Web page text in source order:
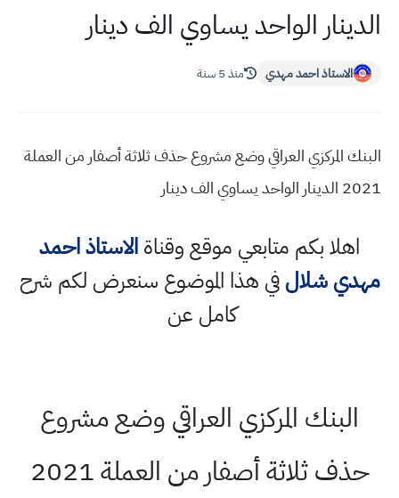
الدينار الواحد يساوي الف دينار
الاستاذ احمد مهدي منذ 5 سنة
البنك المركزي العراقي وضع مشروع حذف ثلاثة أصفار من العملة
2021 الدينار الواحد يساوي الف دينار
اهلا بكم متابعي موقع وقناةالاستاذ احمد
مهدي شلالفي هذا الموضوع سنعرض لكم شرح
كامل عن
البنك المركزي العراقي وضع مشروع
حذف ثلاثة أصفار من العملة 2021